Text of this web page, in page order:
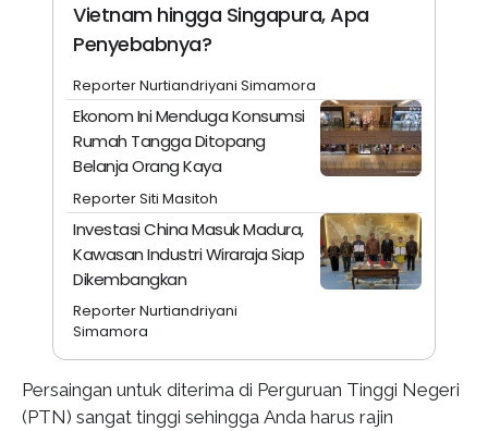
Vietnam hingga Singapura, Apa
Penyebabnya?
Reporter Nurtiandriyani Simamora
Ekonom Ini Menduga Konsumsi
Rumah Tangga Ditopang
Belanja Orang Kaya
Reporter Siti Masitoh
Investasi China Masuk Madura,
Kawasan Industri Wiraraja Siap
Dikembangkan
Reporter Nurtiandriyani
Simamora
Persaingan untuk diterima di Perguruan Tinggi Negeri
(PTN) sangat tinggi sehingga Anda harus rajin